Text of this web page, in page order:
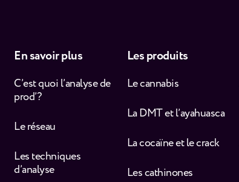
En savoir plus
C’est quoi l’analyse de
prod’ ?
Le réseau
Les techniques
d’analyse
Les produits
Le cannabis
La DMT et l’ayahuasca
La cocaïne et le crack
Les cathinones